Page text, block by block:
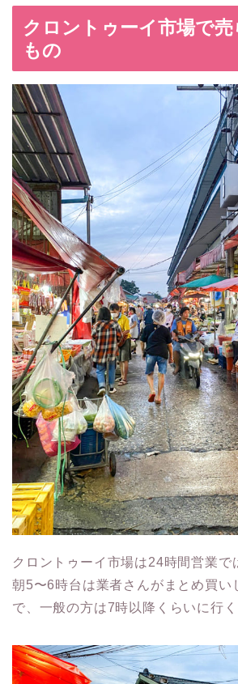
クロントゥーイ市場で
もの
クロントゥーイ市場は24時間営業で
朝5〜6時台は業者さんがまとめ買い
で、一般の方は7時以降くらいに行く